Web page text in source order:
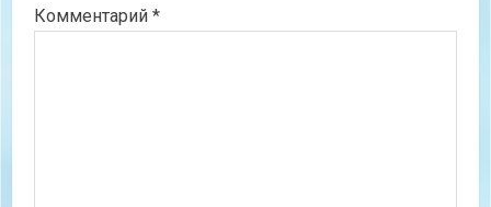
Комментарий *